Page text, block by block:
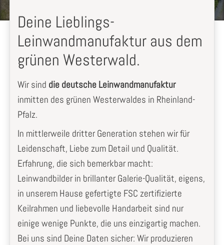
Deine Lieblings-
Leinwandmanufaktur aus dem
grünen Westerwald.
Wir sind die deutsche Leinwandmanufaktur
inmitten des grünen Westerwaldes in Rheinland-
Pfalz.
In mittlerweile dritter Generation stehen wir für
Leidenschaft, Liebe zum Detail und Qualität.
Erfahrung, die sich bemerkbar macht:
Leinwandbilder in brillanter Galerie-Qualität, eigens,
in unserem Hause gefertigte FSC zertifizierte
Keilrahmen und liebevolle Handarbeit sind nur
einige wenige Punkte, die uns einzigartig machen.
Bei uns sind Deine Daten sicher: Wir produzieren